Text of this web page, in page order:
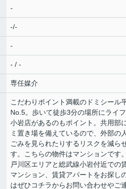
-
-/-
-
- / -
専任媒介
こだわりポイント満載のドミシール
No.5。歩いて徒歩3分の場所にライ
小岩店があるのもポイント。共用部
ミ置き場を備えているので、外部の
ごみを見られたりするリスクを減ら
す。こちらの物件はマンションです
戸川区エリアと総武線小岩付近での
マンション、賃貸アパートをお探し
はぜひコチラからお問い合わせやご